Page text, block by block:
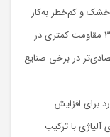
و کم‌خطر به‌کار
می‌رود. این آلیاژ نسبت به استیل ۳۰۴ و ۳۱۶ مقاومت کمتری در
در برخی صنایع
برای افزایش
با ترکیب